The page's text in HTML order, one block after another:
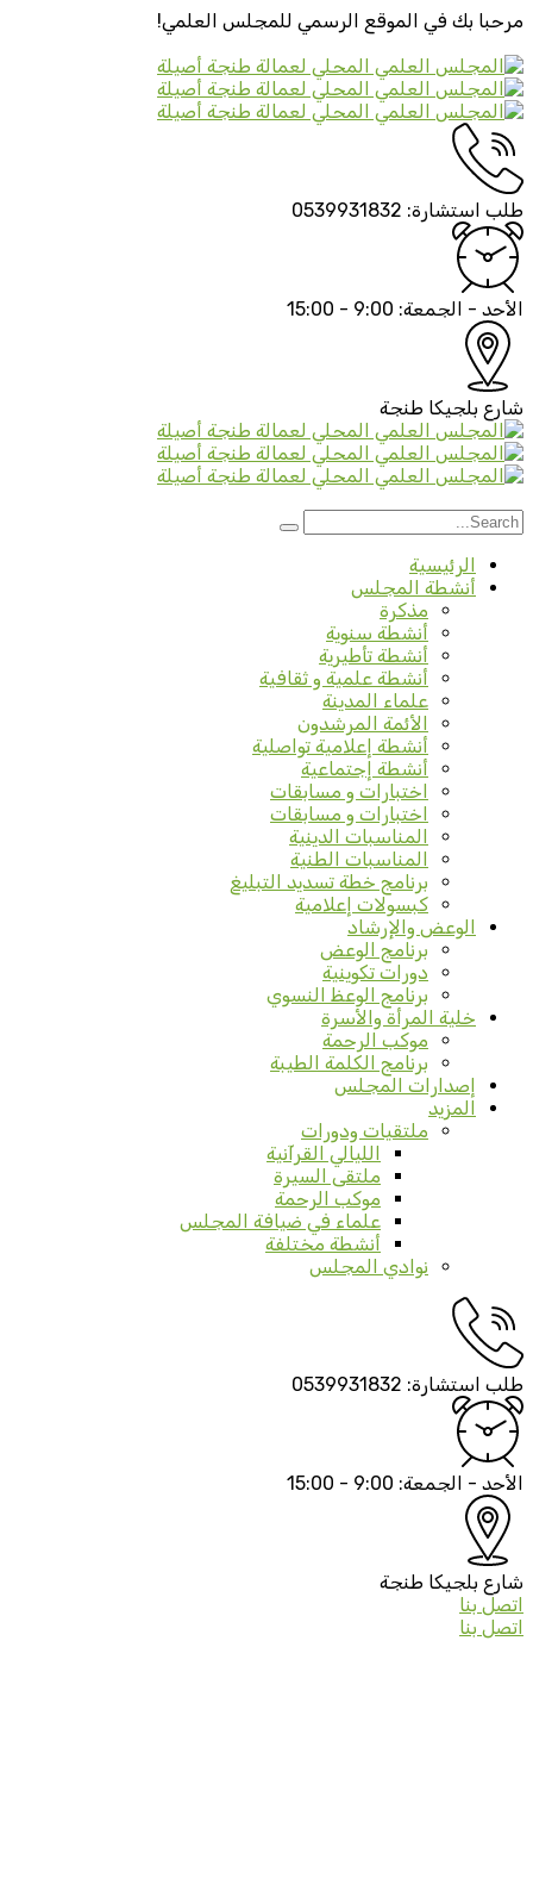
مرحبا بك في الموقع الرسمي للمجلس العلمي!
طلب استشارة: 0539931832
الأحد - الجمعة: 9:00 - 15:00
شارع بلجيكا طنجة
الرئيسية
أنشطة المجلس
مذكرة
أنشطة سنوية
أنشطة تأطيرية
أنشطة علمية و ثقافية
علماء المدينة
الأئمة المرشدون
أنشطة إعلامية تواصلية
أنشطة إجتماعية
اختبارات و مسابقات
اختبارات و مسابقات
المناسبات الدينية
المناسبات الطنية
برنامج خطة تسديد التبليغ
كبسولات إعلامية
الوعض والإرشاد
برنامج الوعض
دورات تكوينية
برنامج الوعظ النسوي
خلية المرأة والأسرة
موكب الرحمة
برنامج الكلمة الطيبة
إصدارات المجلس
المزيد
ملتقيات ودورات
الليالي القرآنية
ملتقى السيرة
موكب الرحمة
علماء في ضيافة المجلس
أنشطة مختلفة
نوادي المجلس
طلب استشارة: 0539931832
الأحد - الجمعة: 9:00 - 15:00
شارع بلجيكا طنجة
اتصل بنا
اتصل بنا